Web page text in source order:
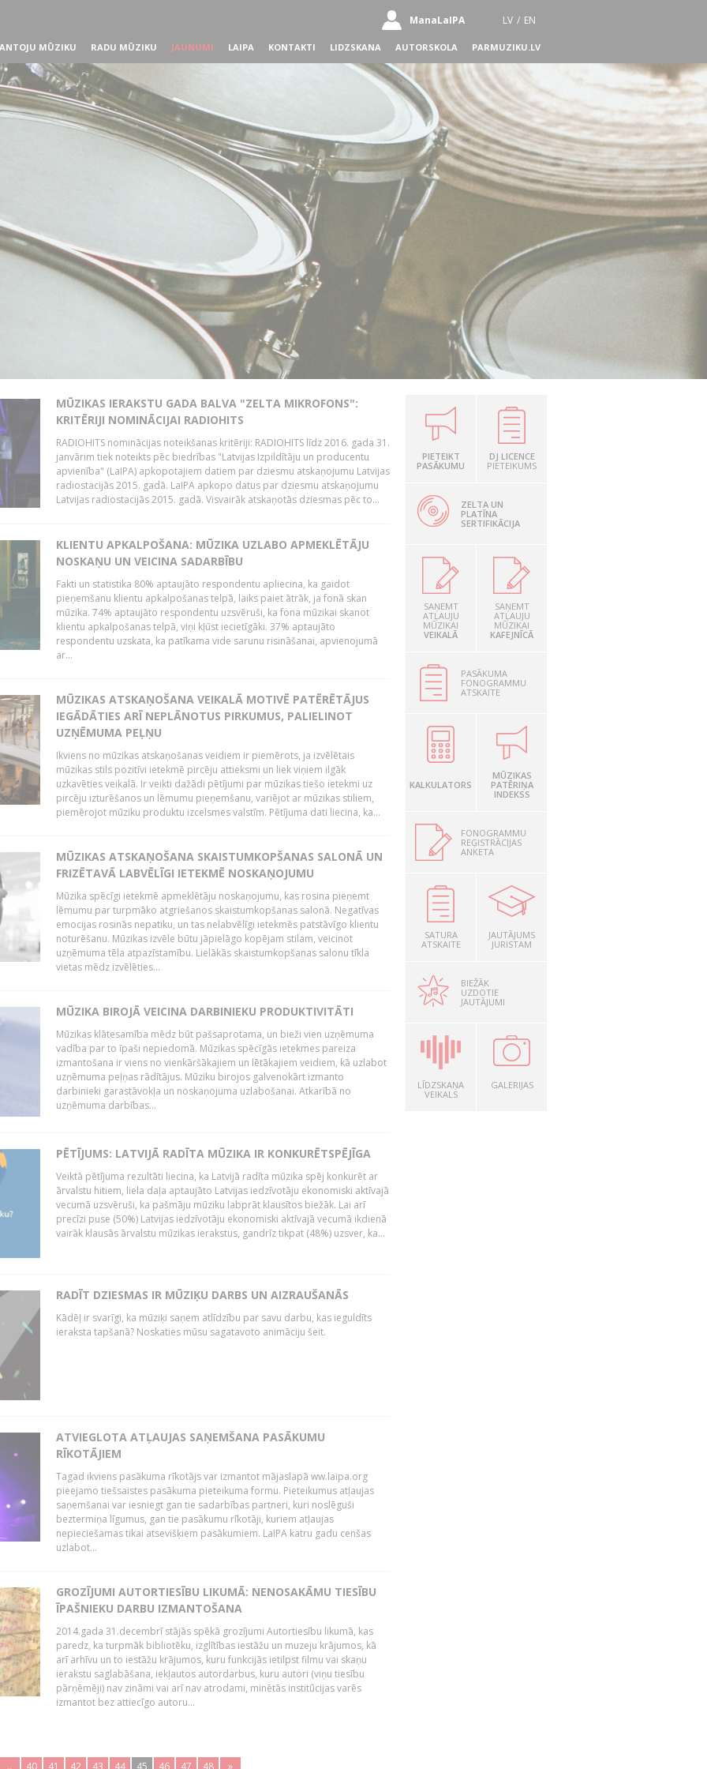
ManaLaIPA LV / EN
MŪZIKU RADU MŪZIKU JAUNUMI LAIPA KONTAKTI LIDZSKANA AUTORSKOLA PARMUZIKU.LV
MŪZIKAS IERAKSTU GADA BALVA "ZELTA MIKROFONS":
KRITĒRIJI NOMINĀCIJAI RADIOHITS
RADIOHITS nominācijas noteikšanas kritēriji: RADIOHITS līdz 2016. gada 31.
janvārim tiek noteikts pēc biedrības "Latvijas Izpildītāju un producentu
apvienība" (LaIPA) apkopotajiem datiem par dziesmu atskaņojumu Latvijas
radiostacijās 2015. gadā. LaIPA apkopo datus par dziesmu atskaņojumu
Latvijas radiostacijās 2015. gadā. Visvairāk atskaņotās dziesmas pēc to...
KLIENTU APKALPOŠANA: MŪZIKA UZLABO APMEKLĒTĀJU
NOSKAŅU UN VEICINA SADARBĪBU
Fakti un statistika 80% aptaujāto respondentu apliecina, ka gaidot
pieņemšanu klientu apkalpošanas telpā, laiks paiet ātrāk, ja fonā skan
mūzika. 74% aptaujāto respondentu uzsvēruši, ka fona mūzikai skanot
klientu apkalpošanas telpā, viņi kļūst iecietīgāki. 37% aptaujāto
respondentu uzskata, ka patīkama vide sarunu risināšanai, apvienojumā
ar...
MŪZIKAS ATSKAŅOŠANA VEIKALĀ MOTIVĒ PATĒRĒTĀJUS
IEGĀDĀTIES ARĪ NEPLĀNOTUS PIRKUMUS, PALIELINOT
UZŅĒMUMA PEĻŅU
Ikviens no mūzikas atskaņošanas veidiem ir piemērots, ja izvēlētais
mūzikas stils pozitīvi ietekmē pircēju attieksmi un liek viņiem ilgāk
uzkavēties veikalā. Ir veikti dažādi pētījumi par mūzikas tiešo ietekmi uz
pircēju izturēšanos un lēmumu pieņemšanu, variējot ar mūzikas stiliem,
piemērojot mūziku produktu izcelsmes valstīm. Pētījuma dati liecina, ka...
MŪZIKAS ATSKAŅOŠANA SKAISTUMKOPŠANAS SALONĀ UN
FRIZĒTAVĀ LABVĒLĪGI IETEKMĒ NOSKAŅOJUMU
Mūzika spēcīgi ietekmē apmeklētāju noskaņojumu, kas rosina pieņemt
lēmumu par turpmāko atgriešanos skaistumkopšanas salonā. Negatīvas
emocijas rosinās nepatiku, un tas nelabvēlīgi ietekmēs patstāvīgo klientu
noturēšanu. Mūzikas izvēle būtu jāpielāgo kopējam stilam, veicinot
uzņēmuma tēla atpazīstamību. Lielākās skaistumkopšanas salonu tīkla
vietas mēdz izvēlēties...
MŪZIKA BIROJĀ VEICINA DARBINIEKU PRODUKTIVITĀTI
Mūzikas klātesamība mēdz būt pašsaprotama, un bieži vien uzņēmuma
vadība par to īpaši nepiedomā. Mūzikas spēcīgās ietekmes pareiza
izmantošana ir viens no vienkāršākajiem un lētākajiem veidiem, kā uzlabot
uzņēmuma peļņas rādītājus. Mūziku birojos galvenokārt izmanto
darbinieki garastāvokļa un noskaņojuma uzlabošanai. Atkarībā no
uzņēmuma darbības...
PĒTĪJUMS: LATVIJĀ RADĪTA MŪZIKA IR KONKURĒTSPĒJĪGA
Veiktā pētījuma rezultāti liecina, ka Latvijā radīta mūzika spēj konkurēt ar
ārvalstu hitiem, liela daļa aptaujāto Latvijas iedzīvotāju ekonomiski aktīvajā
vecumā uzsvēruši, ka pašmāju mūziku labprāt klausītos biežāk. Lai arī
precīzi puse (50%) Latvijas iedzīvotāju ekonomiski aktīvajā vecumā ikdienā
vairāk klausās ārvalstu mūzikas ierakstus, gandrīz tikpat (48%) uzsver, ka...
RADĪT DZIESMAS IR MŪZIĶU DARBS UN AIZRAUŠANĀS
Kādēļ ir svarīgi, ka mūziķi saņem atlīdzību par savu darbu, kas ieguldīts
ieraksta tapšanā? Noskaties mūsu sagatavoto animāciju šeit.
ATVIEGLOTA ATĻAUJAS SAŅEMŠANA PASĀKUMU
RĪKOTĀJIEM
Tagad ikviens pasākuma rīkotājs var izmantot mājaslapā ww.laipa.org
pieejamo tiešsaistes pasākuma pieteikuma formu. Pieteikumus atļaujas
saņemšanai var iesniegt gan tie sadarbības partneri, kuri noslēguši
beztermiņa līgumus, gan tie pasākumu rīkotāji, kuriem atļaujas
nepieciešamas tikai atsevišķiem pasākumiem. LaIPA katru gadu cenšas
uzlabot...
GROZĪJUMI AUTORTIESĪBU LIKUMĀ: NENOSAKĀMU TIESĪBU
ĪPAŠNIEKU DARBU IZMANTOŠANA
2014.gada 31.decembrī stājās spēkā grozījumi Autortiesību likumā, kas
paredz, ka turpmāk bibliotēku, izglītības iestāžu un muzeju krājumos, kā
arī arhīvu un to iestāžu krājumos, kuru funkcijās ietilpst filmu vai skaņu
ierakstu saglabāšana, iekļautos autordarbus, kuru autori (viņu tiesību
pārņēmēji) nav zināmi vai arī nav atrodami, minētās institūcijas varēs
izmantot bez attiecīgo autoru...
.. 40 41 42 43 44 45 46 47 48 »
PIETEIKT
PASĀKUMU
DJ LICENCE
PIETEIKUMS
ZELTA UN
PLATĪNA
SERTIFIKĀCIJA
SAŅEMT
ATĻAUJU
MŪZIKAI
VEIKALĀ
SAŅEMT
ATĻAUJU
MŪZIKAI
KAFEJNĪCĀ
PASĀKUMA
FONOGRAMMU
ATSKAITE
KALKULATORS
MŪZIKAS
PATĒRIŅA
INDEKSS
FONOGRAMMU
REĢISTRĀCIJAS
ANKETA
SATURA
ATSKAITE
JAUTĀJUMS
JURISTAM
BIEŽĀK
UZDOTIE
JAUTĀJUMI
LĪDZSKAŅA
VEIKALS
GALERIJAS